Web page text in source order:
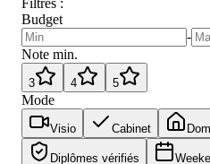
Budget
-
Note min.
3 4 5
Mode
Visio Cabinet
Diplômes vérifiés